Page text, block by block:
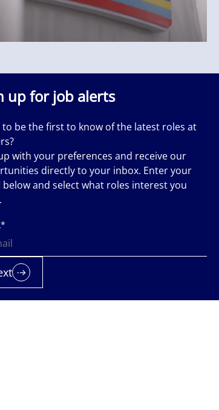
up for job alerts
to be the first to know of the latest roles at
with your preferences and receive our
directly to your inbox. Enter your
below and select what roles interest you
*